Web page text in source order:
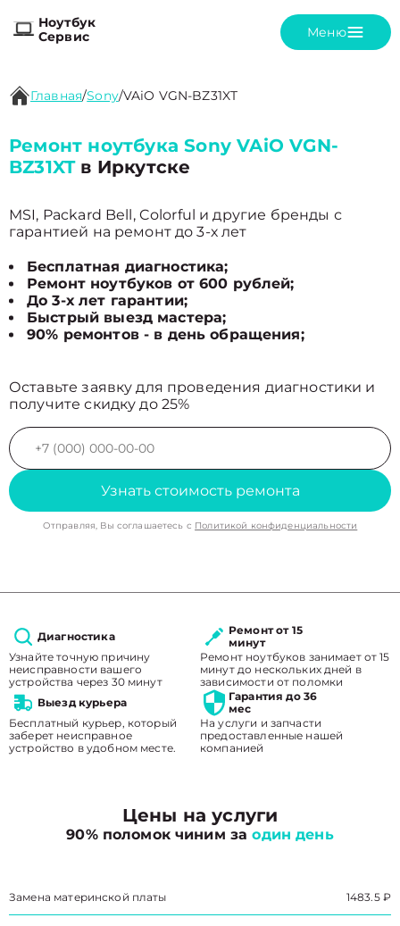
Ноутбук
Сервис
Меню
Главная/Sony/VAiO VGN-BZ31XT
Ремонт ноутбука Sony VAiO VGN-
BZ31XTв Иркутске
MSI, Packard Bell, Colorful и другие бренды с
гарантией на ремонт до 3-х лет
Бесплатная диагностика;
Ремонт ноутбуков от 600 рублей;
До 3-х лет гарантии;
Быстрый выезд мастера;
90% ремонтов - в день обращения;
Оставьте заявку для проведения диагностики и
получите скидку до 25%
Узнать стоимость ремонта
Отправляя, Вы соглашаетесь с Политикой конфиденциальности
Диагностика
Узнайте точную причину
неисправности вашего
устройства через 30 минут
Ремонт от 15
минут
Ремонт ноутбуков занимает от 15
минут до нескольких дней в
зависимости от поломки
Выезд курьера
Бесплатный курьер, который
заберет неисправное
устройство в удобном месте.
Гарантия до 36
мес
На услуги и запчасти
предоставленные нашей
компанией
Цены на услуги
90% поломок чиним заодин день
Замена материнской платы 1483.5 ₽